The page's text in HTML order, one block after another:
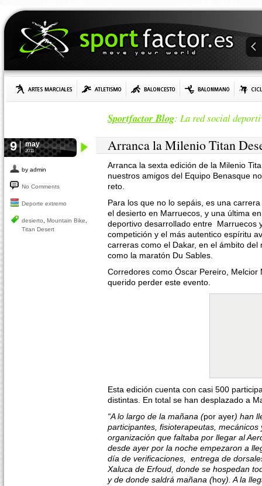
Sportfactor Blog: La red social
9 may
2011
by admin
No Comments
Deporte extremo
desierto Mountain Bike
Titan Desert
Arranca la Milenio Titan
Arranca la sexta edición de la Milenio
nuestros amigos del Equipo Benasque
reto.
Para los que no lo sepáis, es una
el desierto en Marruecos, y una última
deportivo desarrollado entre Marruecos
competición y el más autentico espíritu
carreras como el Dakar, en el ámbito
como la maratón Du Sables.
Corredores como Óscar Pereiro,
querido perder este evento.
Esta edición cuenta con casi 500
distintas. En total se han desplazado a
“A lo largo de la mañana (por ayer) han
participantes, fisioterapeutas,
organización que faltaba por llegar al
desde ayer por la noche empezaron a
día de verificaciones, entrega de
Xaluca de Erfoud, donde se hospedan
y de donde saldrá mañana (hoy). A la